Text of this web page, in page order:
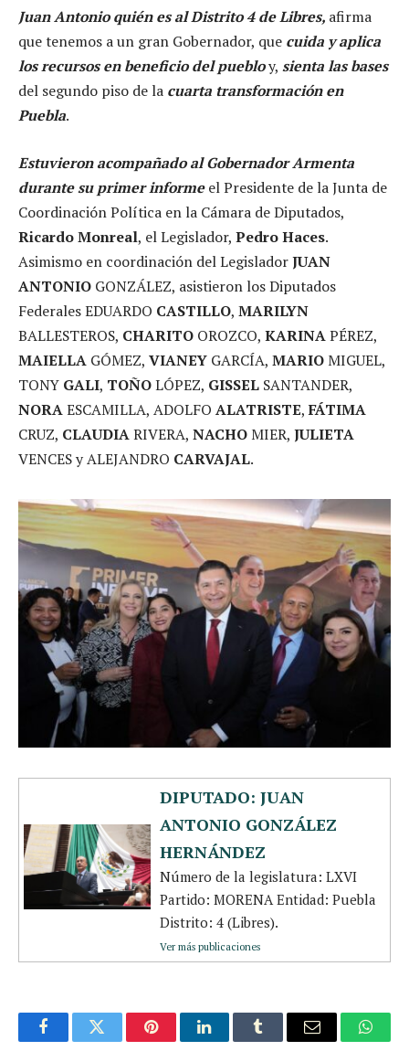
Juan Antonio quién es al Distrito 4 de Libres, afirma
que tenemos a un gran Gobernador, que cuida y aplica
los recursos en beneficio del puebloy, sienta las bases
del segundo piso de la cuarta transformación en
Puebla.
Estuvieron acompañado al Gobernador Armenta
durante su primer informeel Presidente de la Junta de
Coordinación Política en la Cámara de Diputados,
Ricardo Monreal, el Legislador, Pedro Haces.
Asimismo en coordinación del LegisladorJUAN
ANTONIO GONZÁLEZ, asistieron los Diputados
Federales EDUARDO CASTILLO, MARILYN
BALLESTEROS, CHARITO OROZCO, KARINAPÉREZ,
MAIELLA GÓMEZ, VIANEY GARCÍA, MARIOMIGUEL,
TONY GALI, TOÑOLÓPEZ, GISSEL SANTANDER,
NORAESCAMILLA, ADOLFO ALATRISTE,FÁTIMA
CRUZ, CLAUDIARIVERA, NACHOMIER, JULIETA
VENCES y ALEJANDRO CARVAJAL.
DIPUTADO: JUAN
ANTONIO GONZÁLEZ
HERNÁNDEZ
Número de la legislatura: LXVI
Partido: MORENA Entidad: Puebla
Distrito: 4 (Libres).
Ver más publicaciones
FacebookTwitter PinterestLinkedInTumblr Email